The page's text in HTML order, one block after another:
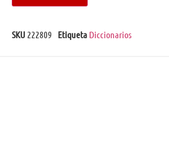
SKU 222809 Etiqueta Diccionarios